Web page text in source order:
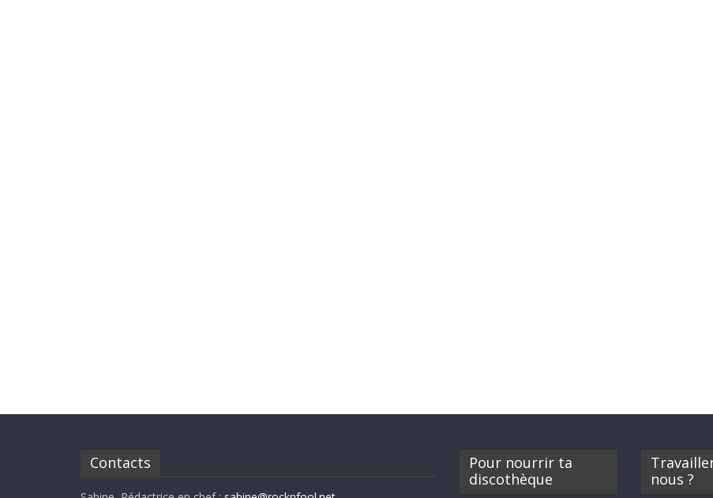
Contacts
Pour nourrir ta
discothèque
nous ?